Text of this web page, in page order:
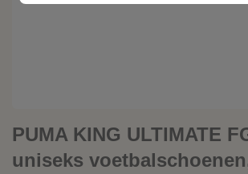
PUMA KING ULTIMATE
uniseks